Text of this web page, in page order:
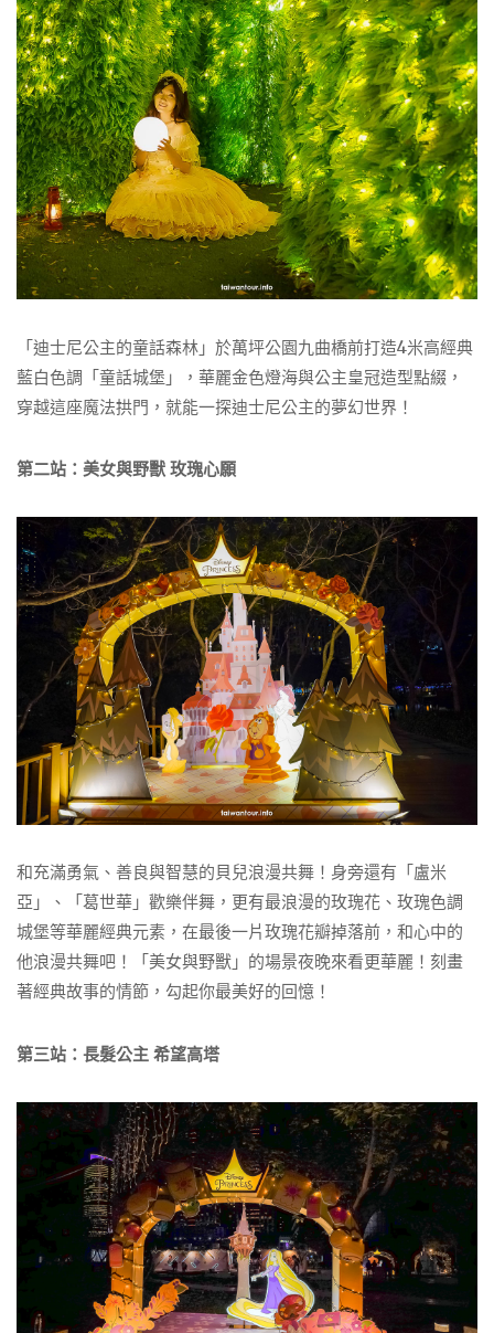
「迪士尼公主的童話森林」於萬坪公園九曲橋前打造4米高經典
藍白色調「童話城堡」，華麗金色燈海與公主皇冠造型點綴，
穿越這座魔法拱門，就能一探迪士尼公主的夢幻世界！
第二站：美女與野獸 玫瑰心願
和充滿勇氣、善良與智慧的貝兒浪漫共舞！身旁還有「盧米
亞」、「葛世華」歡樂伴舞，更有最浪漫的玫瑰花、玫瑰色調
城堡等華麗經典元素，在最後一片玫瑰花瓣掉落前，和心中的
他浪漫共舞吧！「美女與野獸」的場景夜晚來看更華麗！刻畫
著經典故事的情節，勾起你最美好的回憶！
第三站：長髮公主 希望高塔